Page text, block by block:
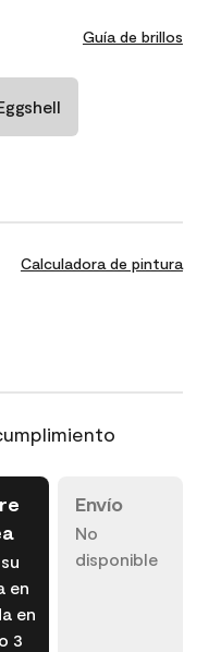
Guía de brillos
Calculadora de pintura
en
en
3
Envío
No
disponible